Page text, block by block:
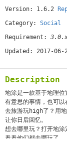
Version: 1.6.2
Category: Social
Requirement:
Updated: 2017-06-
Description
地涂是一款基于地理
有意思的事情，也可以
去旅游玩high了？用
让你日后回忆。
想去哪里玩？打开地涂
看看他们都去哪玩了。